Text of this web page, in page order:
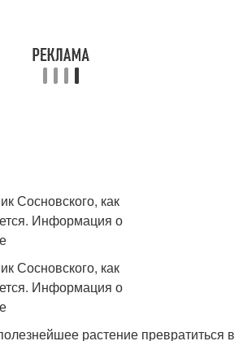
растение превратиться в